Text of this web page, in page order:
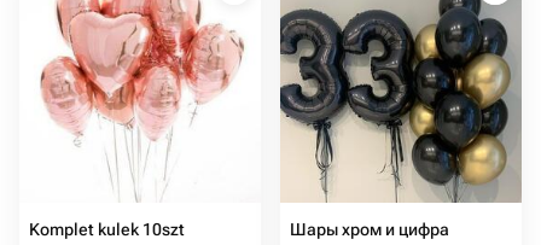
Komplet kulek 10szt Шары хром и цифра